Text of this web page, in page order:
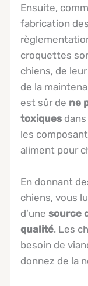
Ensuite,
fabrication
croquettes
chiens, de
de la
est sûr de ne
toxiques
les
aliment pour
En donnant
chiens, vous
d’unesource
qualité. Les
besoin de
donnez de la